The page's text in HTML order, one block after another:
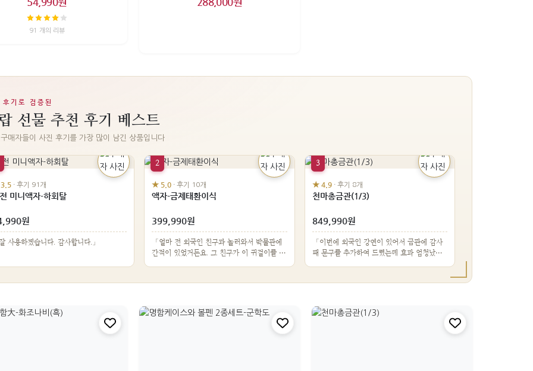
91 개의 리뷰
후기로 검증된
선물 추천 후기 베스트
매자들이 사진 후기를 가장 많이 남긴 상품입니다
· 후기 91개
미니액자-하회탈
원
사용하겠습니다. 감사합니다.」
2
★ 5.0 · 후기 10개
액자-금제태환이식
399,990원
「얼마 전 외국인 친구과 놀러와서 박물관에
간적이 있었거든요. 그 친구가 이 귀걸이를 보
3
★ 4.9 · 후기 8개
천마총금관(1/3)
849,990원
「이번에 외국인 강연이 있어서 금관에 감사
패 문구를 추가하여 드렸는데 효과 엄청났습